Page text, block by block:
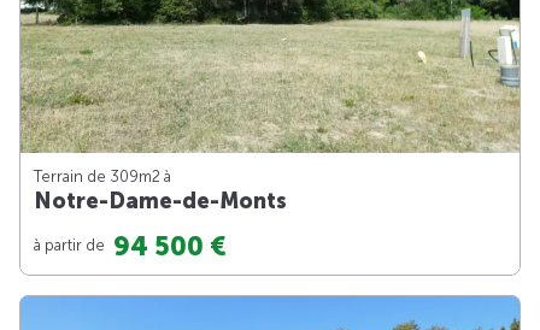
Terrain de 309m2 à
Notre-Dame-de-Monts
à partir de 94 500 €